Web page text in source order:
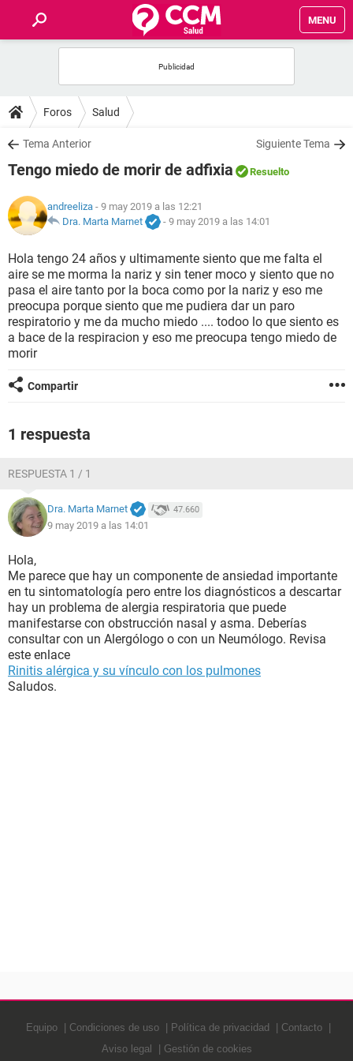
MENU
FOROS
SALUD
FAMILIA
NUTRICIÓN
BIENESTAR
SEXUALIDAD
GLOSARIO
Foros Salud
Tema Anterior Siguiente Tema
Tengo miedo de morir de adfixia Resuelto
andreeliza - 9 may 2019 a las 12:21
Dra. Marta Marnet
- 9 may 2019 a las 14:01
Hola tengo 24 años y ultimamente siento que me falta el
aire se me morma la nariz y sin tener moco y siento que no
pasa el aire tanto por la boca como por la nariz y eso me
preocupa porque siento que me pudiera dar un paro
respiratorio y me da mucho miedo .... todoo lo que siento es
a bace de la respiracion y eso me preocupa tengo miedo de
morir
Compartir
1 respuesta
RESPUESTA 1 / 1
Dra. Marta Marnet 47.660
9 may 2019 a las 14:01
Hola,
Me parece que hay un componente de ansiedad importante
en tu sintomatología pero entre los diagnósticos a descartar
hay un problema de alergia respiratoria que puede
manifestarse con obstrucción nasal y asma. Deberías
consultar con un Alergólogo o con un Neumólogo. Revisa
este enlace
Rinitis alérgica y su vínculo con los pulmones
Saludos.
Equipo Condiciones de uso Política de privacidad
Contacto
Aviso legal
Gestión de cookies